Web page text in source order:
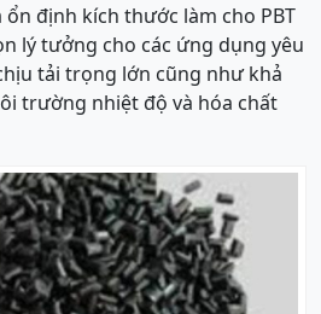
định kích thước làm cho PBT
lý tưởng cho các ứng dụng yêu
tải trọng lớn cũng như khả
trường nhiệt độ và hóa chất